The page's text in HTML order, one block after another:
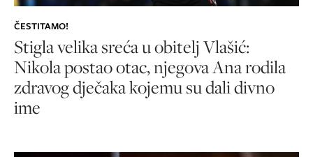
ČESTITAMO!
Stigla velika sreća u obitelj Vlašić:
Nikola postao otac, njegova Ana rodila
zdravog dječaka kojemu su dali divno
ime